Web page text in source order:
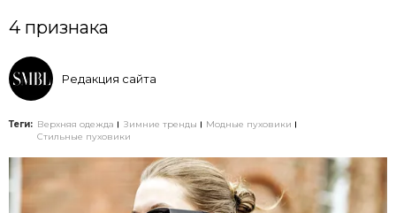
4 признака
Редакция сайта
Теги: Верхняя одежда Зимние тренды
Модные пуховики
Стильные пуховики